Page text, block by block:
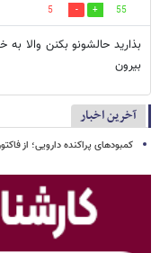
55
5
بذارید حالشونو بکنن والا به
بیرون
آخرین اخبار
کمبودهای پراکنده دارویی؛ از فاکتور ۸ تا داروهای ام‌اس و دیابت/ چندماه ذخیره دارویی